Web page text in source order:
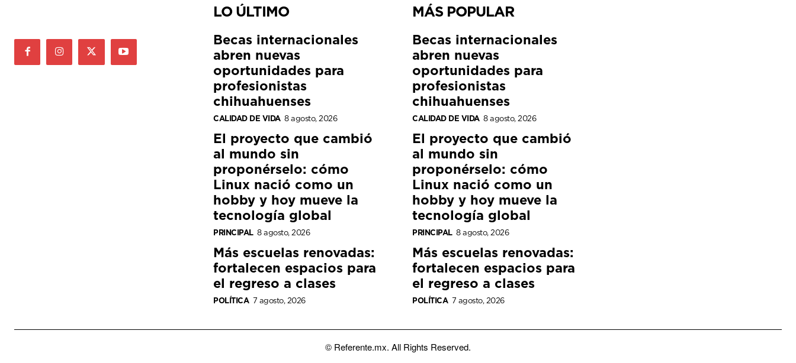
LO ÚLTIMO
Becas internacionales
abren nuevas
oportunidades para
profesionistas
chihuahuenses
CALIDAD DE VIDA 8 agosto, 2026
El proyecto que cambió
al mundo sin
proponérselo: cómo
Linux nació como un
hobby y hoy mueve la
tecnología global
PRINCIPAL 8 agosto, 2026
Más escuelas renovadas:
fortalecen espacios para
el regreso a clases
POLÍTICA 7 agosto, 2026
MÁS POPULAR
Becas internacionales
abren nuevas
oportunidades para
profesionistas
chihuahuenses
CALIDAD DE VIDA 8 agosto, 2026
El proyecto que cambió
al mundo sin
proponérselo: cómo
Linux nació como un
hobby y hoy mueve la
tecnología global
PRINCIPAL 8 agosto, 2026
Más escuelas renovadas:
fortalecen espacios para
el regreso a clases
POLÍTICA 7 agosto, 2026
© Referente.mx. All Rights Reserved.